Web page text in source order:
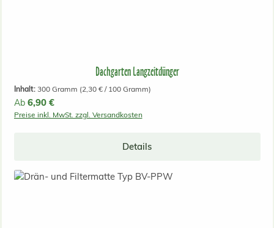
Dachgarten Langzeitdünger
Inhalt: 300 Gramm (2,30 € / 100 Gramm)
Regulärer Preis:
Ab 6,90 €
Preise inkl. MwSt. zzgl. Versandkosten
Details